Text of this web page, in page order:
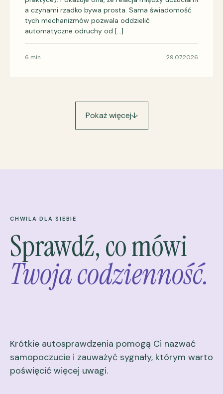
a czynami rzadko bywa prosta. Sama świadomość
tych mechanizmów pozwala oddzielić
automatyczne odruchy od […]
6 min 29.07.2026
Pokaż więcej↓
CHWILA DLA SIEBIE
Sprawdź, co mówi
Twoja codzienność.
Krótkie autosprawdzenia pomogą Ci nazwać
samopoczucie i zauważyć sygnały, którym warto
poświęcić więcej uwagi.